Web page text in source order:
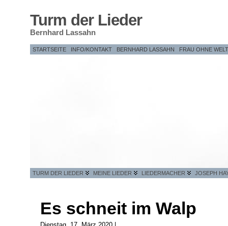
Turm der Lieder
Bernhard Lassahn
STARTSEITE INFO/KONTAKT BERNHARD LASSAHN FRAU OHNE WELT
TURM DER LIEDER MEINE LIEDER LIEDERMACHER JOSEPH
Es schneit im Walp